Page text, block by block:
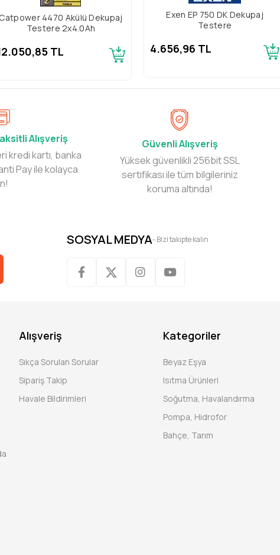
Catpower 4470 Akülü Dekupaj
Testere 2x4.0Ah
TL
Exen EP 750 DK Dekupaj
Testere
4.656,96 TL
Alışveriş
kredi kartı, banka
Pay ile kolayca
Güvenli Alışveriş
Yüksek güvenlikli 256bit SSL
sertifikası ile tüm bilgileriniz
koruma altında!
SOSYAL MEDYA- Bizi takipte kalın
Alışveriş
Sıkça Sorulan Sorular
Sipariş Takip
Havale Bildirimleri
Kategoriler
Beyaz Eşya
Isıtma Ürünleri
Soğutma, Havalandırma
Pompa, Hidrofor
Bahçe, Tarım